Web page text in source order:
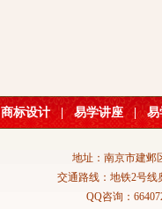
商标设计 | 易学讲座 | 易
地址：南京市建邺
交通路线：地铁2号线
QQ咨询：